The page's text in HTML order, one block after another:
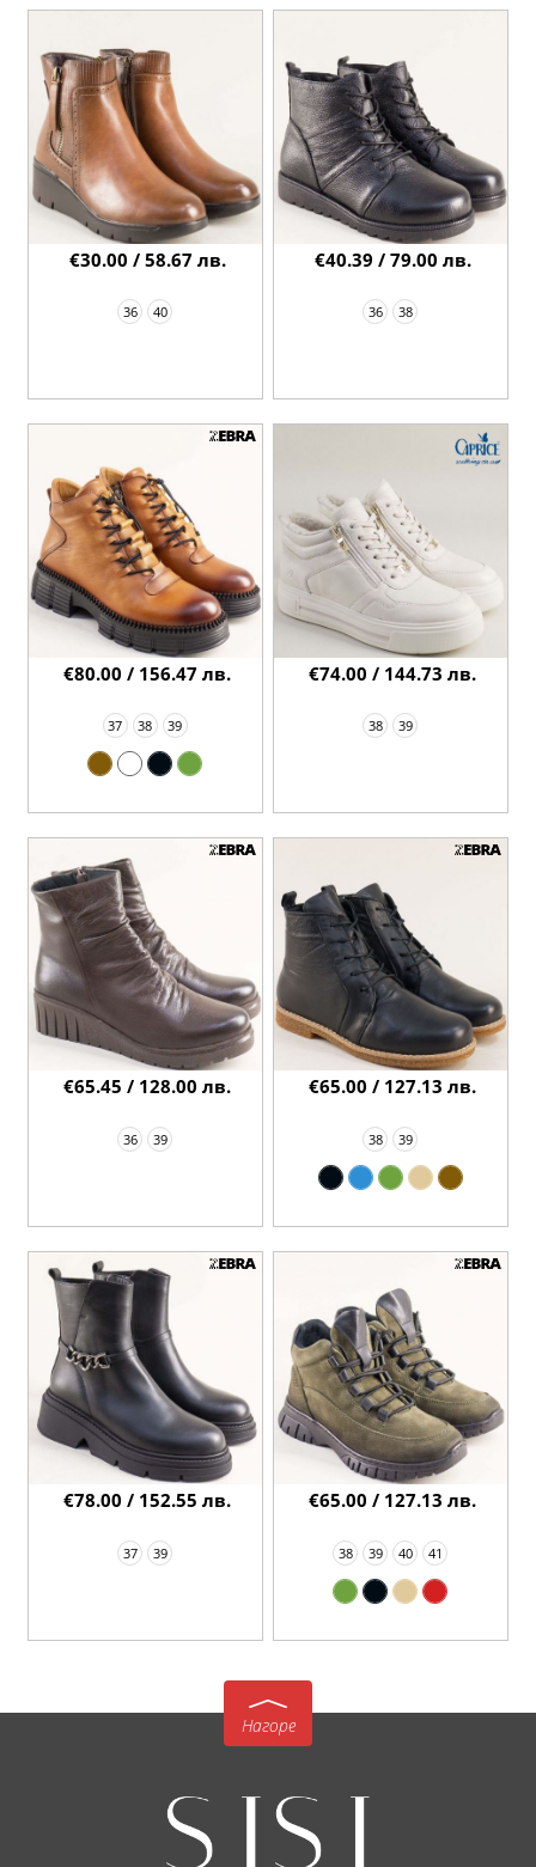
36 40
€30.00 / 58.67 лв.
36 38
€40.39 / 79.00 лв.
37 38 39
€80.00 / 156.47 лв.
38 39
€74.00 / 144.73 лв.
36 39
€65.45 / 128.00 лв.
38 39
€65.00 / 127.13 лв.
37 39
€78.00 / 152.55 лв.
38 39 40 41
€65.00 / 127.13 лв.
Нагоре